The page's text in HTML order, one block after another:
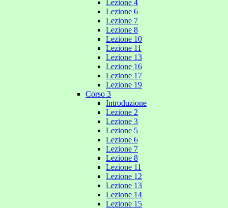
Lezione 4
Lezione 6
Lezione 7
Lezione 8
Lezione 10
Lezione 11
Lezione 13
Lezione 16
Lezione 17
Lezione 19
Corso 3
Introduzione
Lezione 2
Lezione 3
Lezione 5
Lezione 6
Lezione 7
Lezione 8
Lezione 11
Lezione 12
Lezione 13
Lezione 14
Lezione 15